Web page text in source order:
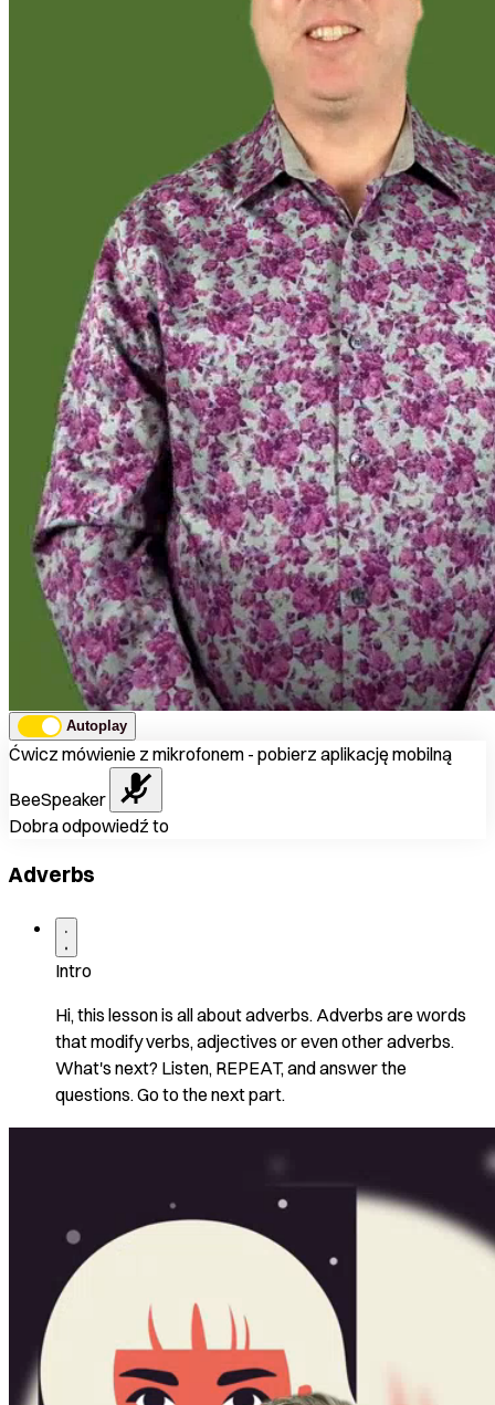
Autoplay
Ćwicz mówienie z mikrofonem - pobierz aplikację mobilną
BeeSpeaker
Dobra odpowiedź to
Adverbs
Intro
Hi, this lesson is all about adverbs. Adverbs are words
that modify verbs, adjectives or even other adverbs.
What's next? Listen, REPEAT, and answer the
questions. Go to the next part.